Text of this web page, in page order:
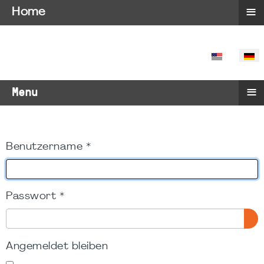
SPRACHE
Menu ≡
Benutzername *
Passwort *
Angemeldet bleiben
Home ≡